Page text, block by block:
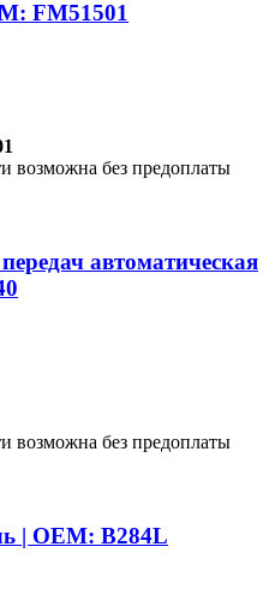
FM51501
возможна без предоплаты
автоматическая
возможна без предоплаты
| OEM: B284L